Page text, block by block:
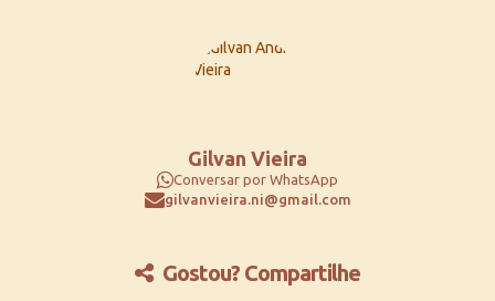
Gilvan Vieira
Conversar por WhatsApp
gilvanvieira.ni@gmail.com
Gostou? Compartilhe